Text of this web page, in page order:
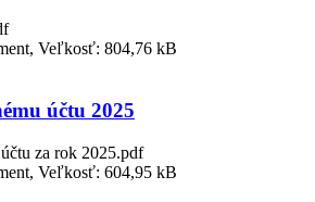
Veľkosť: 804,76 kB
účtu 2025
za rok 2025.pdf
Veľkosť: 604,95 kB